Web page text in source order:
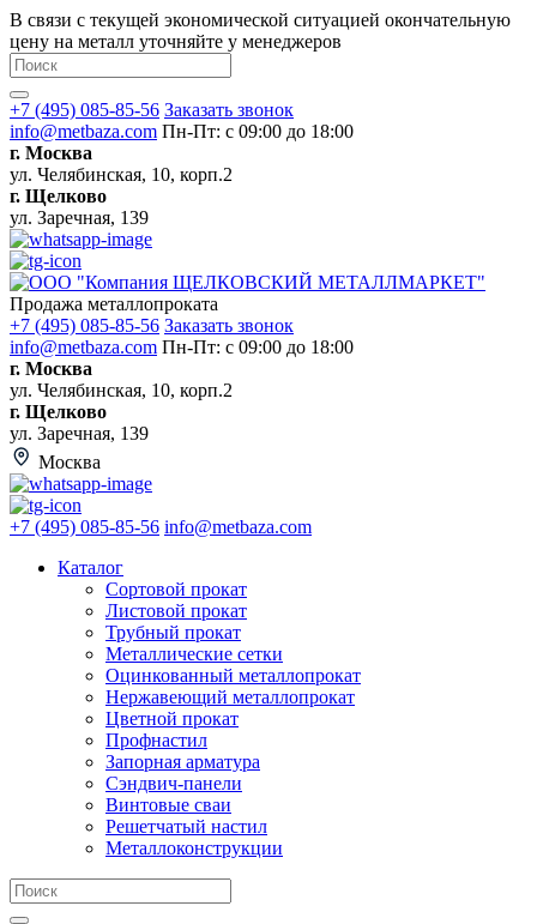
В связи с текущей экономической ситуацией окончательную
цену на металл уточняйте у менеджеров
+7 (495) 085-85-56 Заказать звонок
info@metbaza.com Пн-Пт: с 09:00 до 18:00
г. Москва
ул. Челябинская, 10, корп.2
г. Щелково
ул. Заречная, 139
Продажа металлопроката
+7 (495) 085-85-56 Заказать звонок
info@metbaza.com Пн-Пт: с 09:00 до 18:00
г. Москва
ул. Челябинская, 10, корп.2
г. Щелково
ул. Заречная, 139
Москва
+7 (495) 085-85-56 info@metbaza.com
Каталог
Сортовой прокат
Листовой прокат
Трубный прокат
Металлические сетки
Оцинкованный металлопрокат
Нержавеющий металлопрокат
Цветной прокат
Профнастил
Запорная арматура
Сэндвич-панели
Винтовые сваи
Решетчатый настил
Металлоконструкции